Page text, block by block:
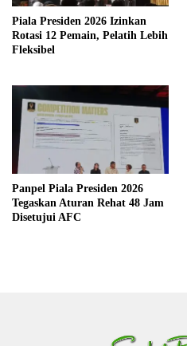
Piala Presiden 2026 Izinkan
Rotasi 12 Pemain, Pelatih Lebih
Fleksibel
Panpel Piala Presiden 2026
Tegaskan Aturan Rehat 48 Jam
Disetujui AFC